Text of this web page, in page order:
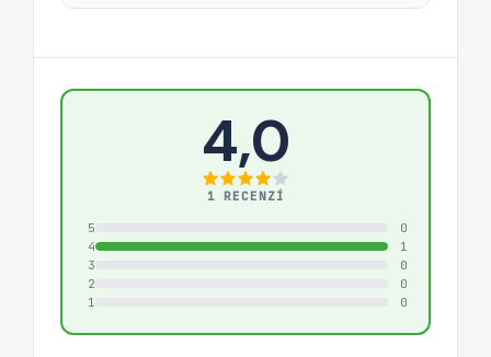
4,0
1 RECENZÍ
5
0
4
1
3
0
2
0
1
0